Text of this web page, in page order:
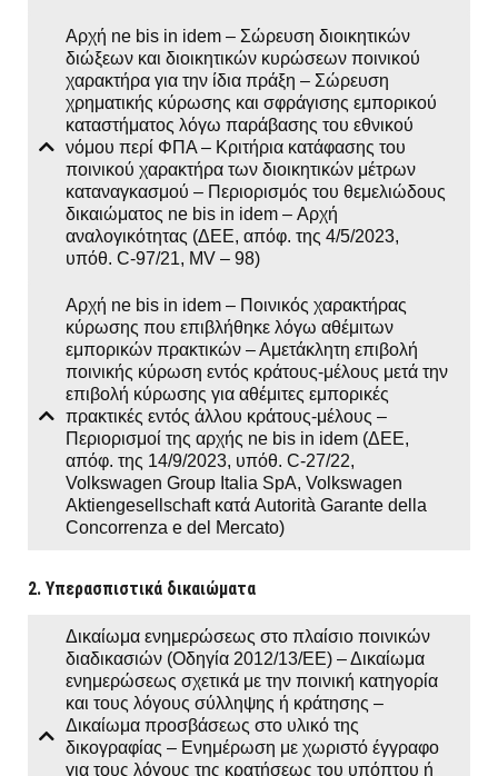
Αρχή ne bis in idem – Σώρευση διοικητικών
διώξεων και διοικητικών κυρώσεων ποινικού
χαρακτήρα για την ίδια πράξη – Σώρευση
χρηματικής κύρωσης και σφράγισης εμπορικού
καταστήματος λόγω παράβασης του εθνικού
νόμου περί ΦΠΑ – Κριτήρια κατάφασης του
ποινικού χαρακτήρα των διοικητικών μέτρων
καταναγκασμού – Περιορισμός του θεμελιώδους
δικαιώματος ne bis in idem – Αρχή
αναλογικότητας (ΔΕΕ, απόφ. της 4/5/2023,
υπόθ. C‑97/21, MV – 98)
Αρχή ne bis in idem – Ποινικός χαρακτήρας
κύρωσης που επιβλήθηκε λόγω αθέμιτων
εμπορικών πρακτικών – Αμετάκλητη επιβολή
ποινικής κύρωση εντός κράτους-μέλους μετά την
επιβολή κύρωσης για αθέμιτες εμπορικές
πρακτικές εντός άλλου κράτους-μέλους –
Περιορισμοί της αρχής ne bis in idem (ΔΕΕ,
απόφ. της 14/9/2023, υπόθ. C-27/22,
Volkswagen Group Italia SpA, Volkswagen
Aktiengesellschaft κατά Autorità Garante della
Concorrenza e del Mercato)
2. Υπερασπιστικά δικαιώματα
Δικαίωμα ενημερώσεως στο πλαίσιο ποινικών
διαδικασιών (Οδηγία 2012/13/ΕΕ) – Δικαίωμα
ενημερώσεως σχετικά με την ποινική κατηγορία
και τους λόγους σύλληψης ή κράτησης –
Δικαίωμα προσβάσεως στο υλικό της
δικογραφίας – Ενημέρωση με χωριστό έγγραφο
για τους λόγους της κρατήσεως του υπόπτου ή